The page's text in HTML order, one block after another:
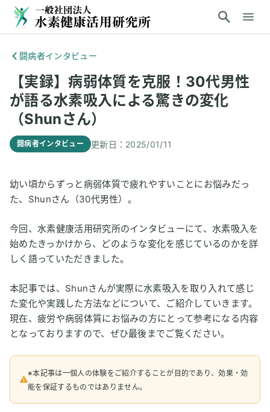
闘病者インタビュー
【実録】病弱体質を克服！30代男性
が語る水素吸入による驚きの変化
（Shunさん）
闘病者インタビュー 更新日： 2025/01/11
幼い頃からずっと病弱体質で疲れやすいことにお悩みだっ
た、Shunさん（30代男性）。
今回、水素健康活用研究所のインタビューにて、水素吸入を
始めたきっかけから、どのような変化を感じているのかを詳
しく語っていただきました。
本記事では、Shunさんが実際に水素吸入を取り入れて感じ
た変化や実践した方法などについて、ご紹介していきます。
現在、疲労や病弱体質にお悩みの方にとって参考になる内容
となっておりますので、ぜひ最後までご覧ください。
※本記事は一個人の体験をご紹介することが目的であり、効果・効
能を保証するものではありません。